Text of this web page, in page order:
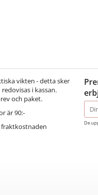
vikten - detta sker
i kassan.
och paket.
är 90:-
E-
De